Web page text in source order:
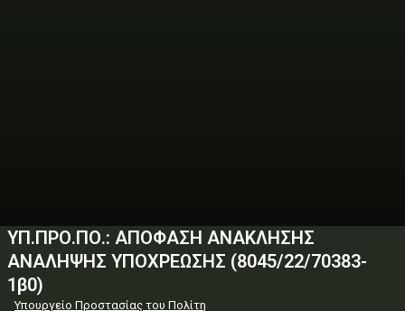
ΥΠ.ΠΡΟ.ΠΟ.: ΑΠΟΦΑΣΗ ΑΝΑΚΛΗΣΗΣ
ΑΝΑΛΗΨΗΣ ΥΠΟΧΡΕΩΣΗΣ (8045/22/70383-
1β0)
Υπουργείο Προστασίας του Πολίτη